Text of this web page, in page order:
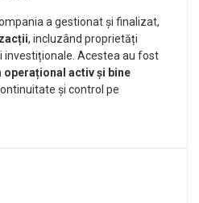
a gestionat și finalizat,
, incluzând proprietăți
investiționale. Acestea au fost
operațional activ și bine
și control pe